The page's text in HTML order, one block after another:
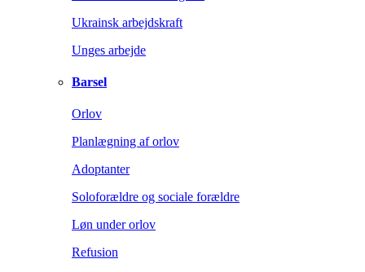
Ukrainsk arbejdskraft
Unges arbejde
Barsel
Orlov
Planlægning af orlov
Adoptanter
Soloforældre og sociale forældre
Løn under orlov
Refusion